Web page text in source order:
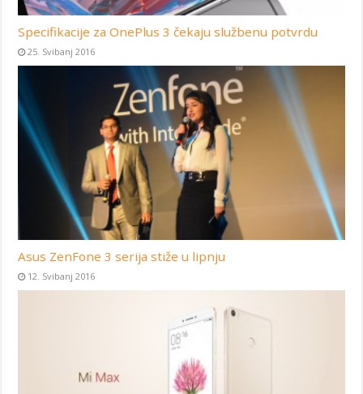
Specifikacije za OnePlus 3 čekaju službenu potvrdu
25. Svibanj 2016
Asus ZenFone 3 serija stiže u lipnju
12. Svibanj 2016